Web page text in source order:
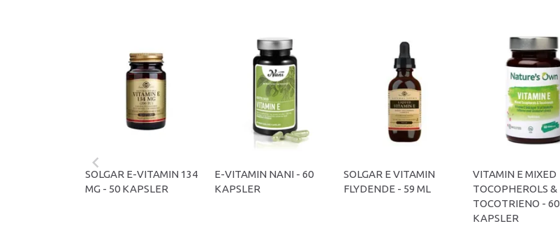
SOLGAR E-VITAMIN 134
MG - 50 KAPSLER
E-VITAMIN NANI - 60
KAPSLER
SOLGAR E VITAMIN
FLYDENDE - 59 ML
VITAMIN E MIXED
TOCOPHEROLS &
TOCOTRIENO - 60
KAPSLER